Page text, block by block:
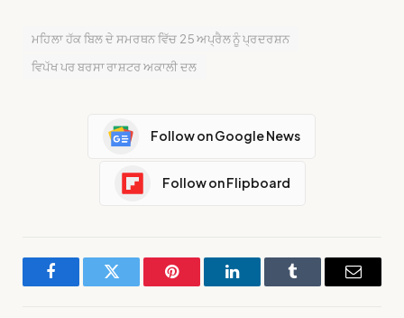
ਮਹਿਲਾ ਹੱਕ ਬਿਲ ਦੇ ਸਮਰਥਨ ਵਿੱਚ 25 ਅਪ੍ਰੈਲ ਨੂੰ ਪ੍ਰਦਰਸ਼ਨ
ਵਿਪੱਖ ਪਰ ਬਰਸਾ ਰਾਸ਼ਟਰ ਅਕਾਲੀ ਦਲ
Follow on Google News
Follow on Flipboard
FacebookTwitter Pinterest LinkedInTumblr Email